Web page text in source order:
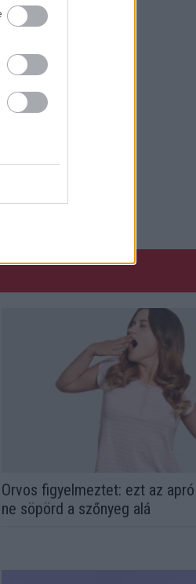
Orvos figyelmeztet: ezt az
ne söpörd a szőnyeg alá